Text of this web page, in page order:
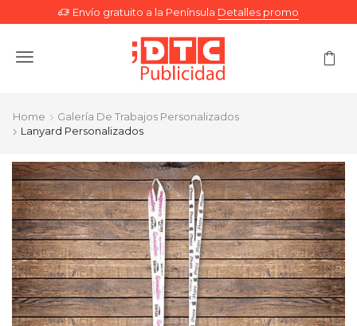
Envío gratuito a la Península Detalles promo
Menu
Home
Galería De Trabajos Personalizados
Lanyard Personalizados